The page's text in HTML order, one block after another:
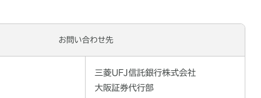
お問い合わせ先
三菱UFJ信託銀行株式会社
大阪証券代行部